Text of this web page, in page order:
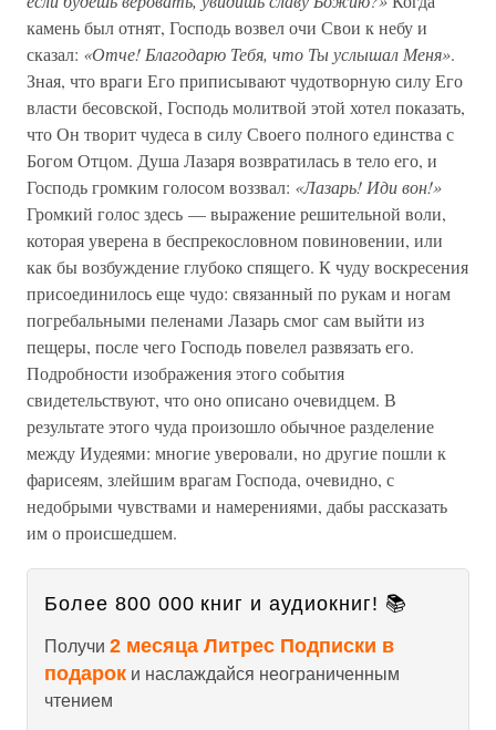
камень был отнят, Господь возвел очи Свои к небу и
сказал: «Отче! Благодарю Тебя, что Ты услышал Меня».
Зная, что враги Его приписывают чудотворную силу Его
власти бесовской, Господь молитвой этой хотел показать,
что Он творит чудеса в силу Своего полного единства с
Богом Отцом. Душа Лазаря возвратилась в тело его, и
Господь громким голосом воззвал: «Лазарь! Иди вон!»
Громкий голос здесь — выражение решительной воли,
которая уверена в беспрекословном повиновении, или
как бы возбуждение глубоко спящего. К чуду воскресения
присоединилось еще чудо: связанный по рукам и ногам
погребальными пеленами Лазарь смог сам выйти из
пещеры, после чего Господь повелел развязать его.
Подробности изображения этого события
свидетельствуют, что оно описано очевидцем. В
результате этого чуда произошло обычное разделение
между Иудеями: многие уверовали, но другие пошли к
фарисеям, злейшим врагам Господа, очевидно, с
недобрыми чувствами и намерениями, дабы рассказать
им о происшедшем.
Более 800 000 книг и аудиокниг! 📚
Получи 2 месяца Литрес Подписки в
подарок и наслаждайся неограниченным
чтением